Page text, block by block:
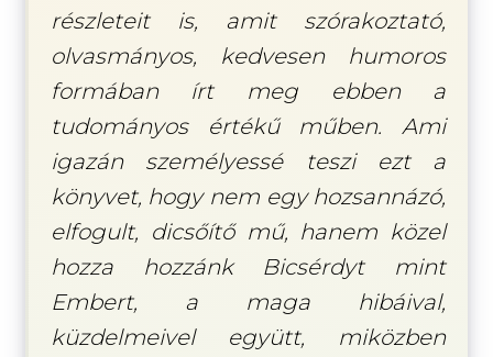
részleteit is, amit szórakoztató,
olvasmányos, kedvesen humoros
formában írt meg ebben a
tudományos értékű műben. Ami
igazán személyessé teszi ezt a
könyvet, hogy nem egy hozsannázó,
elfogult, dicsőítő mű, hanem közel
hozza hozzánk Bicsérdyt mint
Embert, a maga hibáival,
küzdelmeivel együtt, miközben